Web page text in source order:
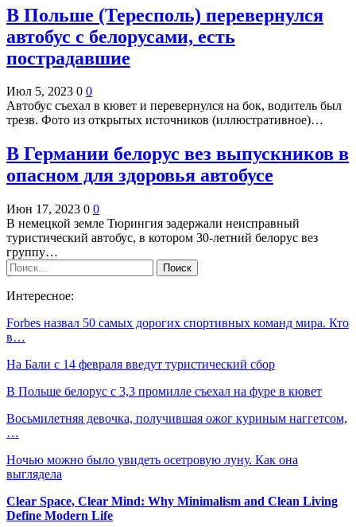
В Польше (Тересполь) перевернулся
автобус с белорусами, есть
пострадавшие
Июл 5, 2023 0 0
Автобус съехал в кювет и перевернулся на бок, водитель был
трезв. Фото из открытых источников (иллюстративное)…
В Германии белорус вез выпускников в
опасном для здоровья автобусе
Июн 17, 2023 0 0
В немецкой земле Тюрингия задержали неисправный
туристический автобус, в котором 30-летний белорус вез
группу…
Интересное:
Forbes назвал 50 самых дорогих спортивных команд мира. Кто
в…
На Бали с 14 февраля введут туристический сбор
В Польше белорус с 3,3 промилле съехал на фуре в кювет
Восьмилетняя девочка, получившая ожог куриным наггетсом,
…
Ночью можно было увидеть осетровую луну. Как она
выглядела
Clear Space, Clear Mind: Why Minimalism and Clean Living
Define Modern Life